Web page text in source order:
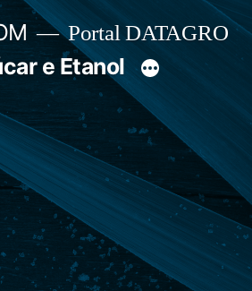
Portal DATAGRO
e Etanol